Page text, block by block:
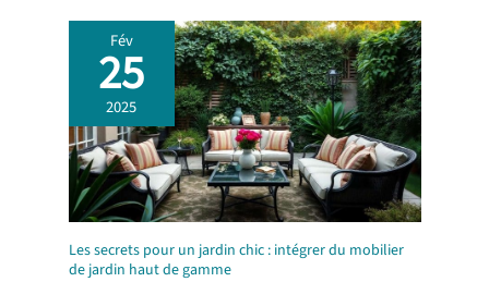
Fév
25
2025
Les secrets pour un jardin chic : intégrer du mobilier
de jardin haut de gamme